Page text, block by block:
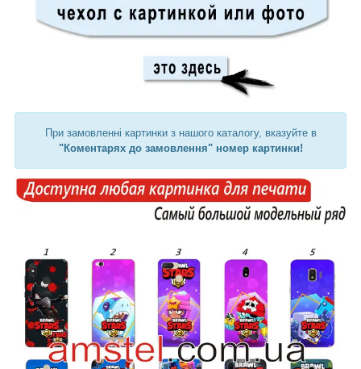
При замовленні картинки з нашого каталогу, вказуйте в
"Коментарях до замовлення" номер картинки!